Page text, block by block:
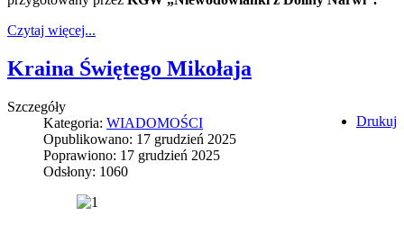
Czytaj więcej...
Kraina Świętego Mikołaja
Drukuj
Szczegóły
Kategoria: WIADOMOŚCI
Opublikowano: 17 grudzień 2025
Poprawiono: 17 grudzień 2025
Odsłony: 1060